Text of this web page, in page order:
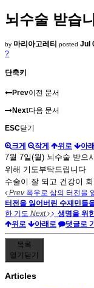
뇌수술 받습
by 마리아고레티 posted Jul
?
단축키
Prev이전 문서
Next다음 문서
ESC닫기
크게 작게 위로 아
7월 7일(월) 뇌수술 받으
위해 기도부탁드립니다
수술이 잘 되고 건강이
Prev폭우로 삶의 터전을
터전을 잃어버린 수재민들
한 기도 Next 생명을 위
위로
아래로 댓글로
목록
열기 닫기
Articles